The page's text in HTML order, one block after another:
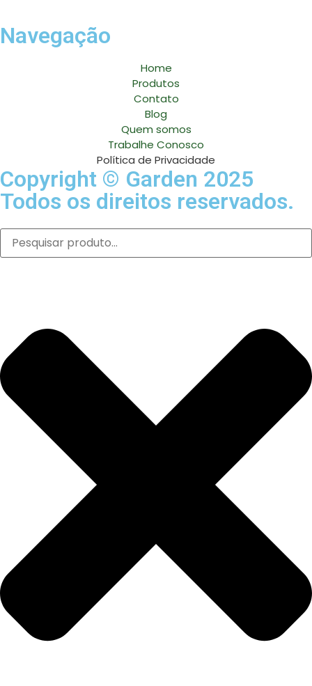
Navegação
Home
Produtos
Contato
Blog
Quem somos
Trabalhe Conosco
Política de Privacidade
Copyright © Garden 2025
Todos os direitos reservados.